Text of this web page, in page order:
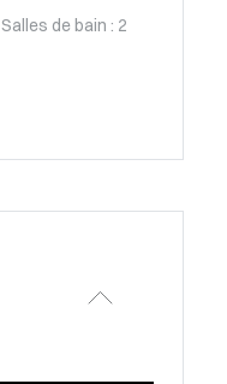
Salles de bain : 2